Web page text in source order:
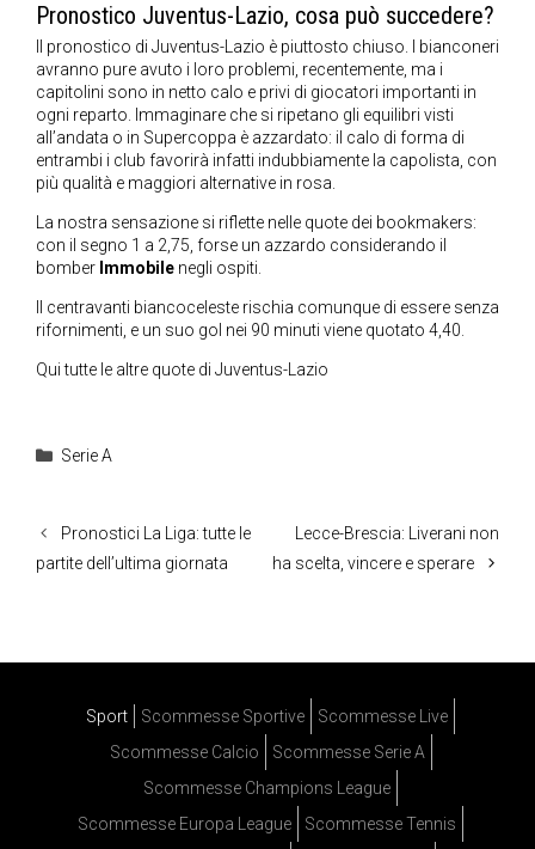
Pronostico Juventus-Lazio, cosa può succedere?
Il pronostico di Juventus-Lazio è piuttosto chiuso. I bianconeri
avranno pure avuto i loro problemi, recentemente, ma i
capitolini sono in netto calo e privi di giocatori importanti in
ogni reparto. Immaginare che si ripetano gli equilibri visti
all’andata o in Supercoppa è azzardato: il calo di forma di
entrambi i club favorirà infatti indubbiamente la capolista, con
più qualità e maggiori alternative in rosa.
La nostra sensazione si riflette nelle quote dei bookmakers:
con il segno 1 a 2,75, forse un azzardo considerando il
bomber Immobile negli ospiti.
Il centravanti biancoceleste rischia comunque di essere senza
rifornimenti, e un suo gol nei 90 minuti viene quotato 4,40.
Qui tutte le altre quote di Juventus-Lazio
Categorie
Serie A
Pronostici La Liga: tutte le
partite dell’ultima giornata
Lecce-Brescia: Liverani non
ha scelta, vincere e sperare
Sport Scommesse Sportive
Scommesse Live
Scommesse Calcio
Scommesse Serie A
Scommesse Champions League
Scommesse Europa League
Scommesse Tennis